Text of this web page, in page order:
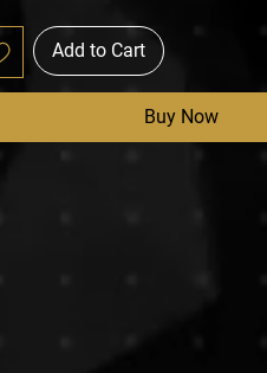
Add to Cart
Buy Now